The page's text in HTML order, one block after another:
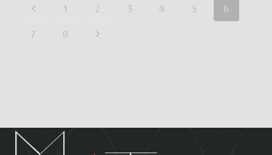
1 2 3 4 5
6
7
8